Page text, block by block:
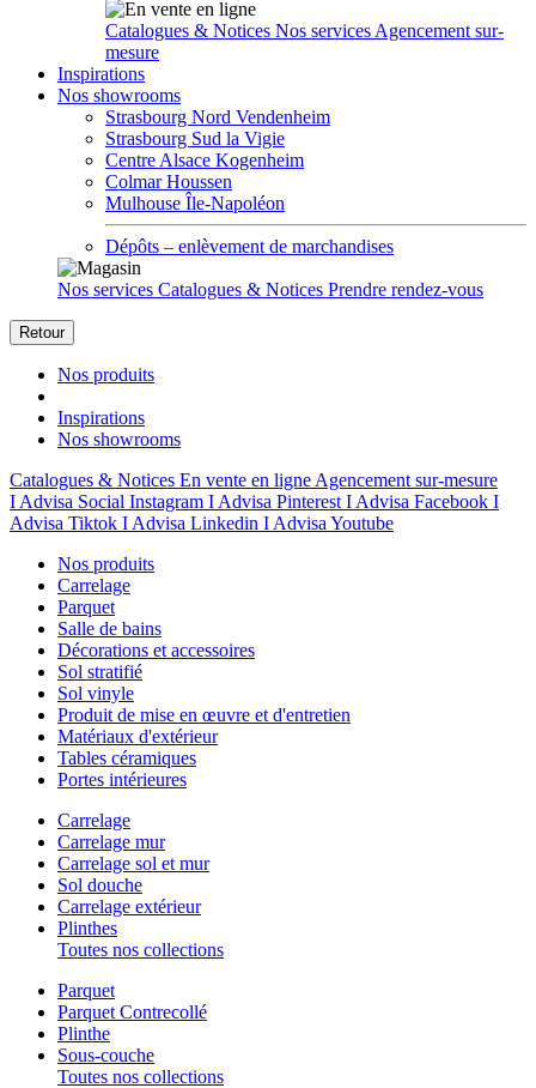
Catalogues & Notices Nos services Agencement sur-
mesure
Inspirations
Nos showrooms
Strasbourg Nord Vendenheim
Strasbourg Sud la Vigie
Centre Alsace Kogenheim
Colmar Houssen
Mulhouse Île-Napoléon
Dépôts – enlèvement de marchandises
Nos services Catalogues & Notices Prendre rendez-vous
Retour
Nos produits
Inspirations
Nos showrooms
Catalogues & Notices En vente en ligne Agencement sur-mesure
I Advisa Social Instagram I Advisa Pinterest I Advisa Facebook I
Advisa Tiktok I Advisa Linkedin I Advisa Youtube
Nos produits
Carrelage
Parquet
Salle de bains
Décorations et accessoires
Sol stratifié
Sol vinyle
Produit de mise en œuvre et d'entretien
Matériaux d'extérieur
Tables céramiques
Portes intérieures
Carrelage
Carrelage mur
Carrelage sol et mur
Sol douche
Carrelage extérieur
Plinthes
Toutes nos collections
Parquet
Parquet Contrecollé
Plinthe
Sous-couche
Toutes nos collections